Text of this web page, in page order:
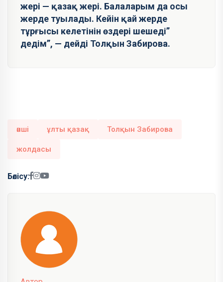
жері — қазақ жері. Балаларым да осы
жерде туылады. Кейін қай жерде
тұрғысы келетінін өздері шешеді”
дедім”, — дейді Толқын Забирова.
әнші ұлты қазақ Толқын Забирова
жолдасы
Бөлісу: